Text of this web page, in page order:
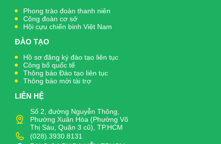
Phong trào đoàn thanh niên
Công đoàn cơ sở
Hội cựu chiến binh Việt Nam
ĐÀO TẠO
Hồ sơ đăng ký đào tạo liên tục
Công bố quốc tế
Thông báo Đào tạo liên tục
Thông báo mời tài trợ
LIÊN HỆ
Số 2, đường Nguyễn Thông,
Phường Xuân Hòa (Phường Võ
Thị Sáu, Quận 3 cũ), TP.HCM
(028).3930.8131